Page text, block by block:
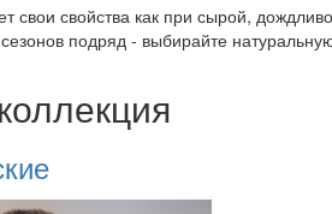
свои свойства как при сырой,
подряд - выбирайте